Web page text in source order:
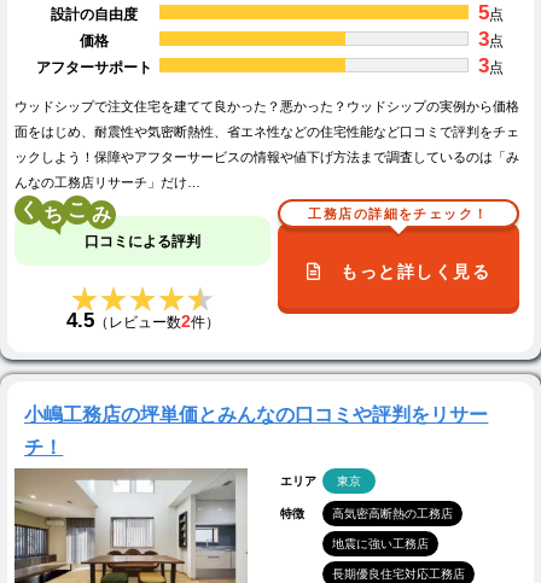
設計の自由度
5点
価格
3点
アフターサポート
3点
ウッドシップで注文住宅を建てて良かった？悪かった？ウッドシップの実例から価格
面をはじめ、耐震性や気密断熱性、省エネ性などの住宅性能など口コミで評判をチェ
ックしよう！保障やアフターサービスの情報や値下げ方法まで調査しているのは「み
んなの工務店リサーチ」だけ…
く こ
口コミによる評判
★★★★★
★★★★★
4.5（レビュー数2件）
工務店の詳細をチェック！
もっと詳しく見る
小嶋工務店の坪単価とみんなの口コミや評判をリサー
チ！
エリア 東京
特徴 高気密高断熱の工務店
地震に強い工務店
長期優良住宅対応工務店